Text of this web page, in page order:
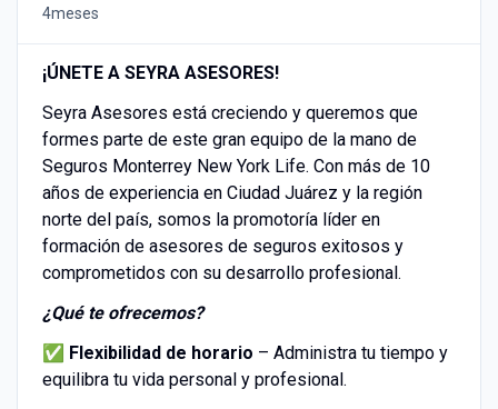
4meses
¡ÚNETE A SEYRA ASESORES!
Seyra Asesores está creciendo y queremos que
formes parte de este gran equipo de la mano de
Seguros Monterrey New York Life. Con más de 10
años de experiencia en Ciudad Juárez y la región
norte del país, somos la promotoría líder en
formación de asesores de seguros exitosos y
comprometidos con su desarrollo profesional.
¿Qué te ofrecemos?
✅ Flexibilidad de horario – Administra tu tiempo y
equilibra tu vida personal y profesional.